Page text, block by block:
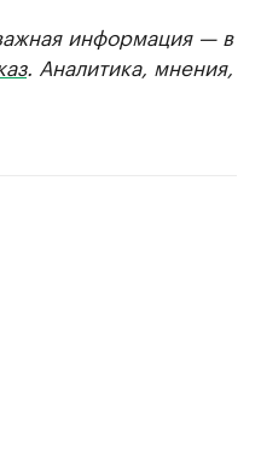
информация — в
. Аналитика, мнения,